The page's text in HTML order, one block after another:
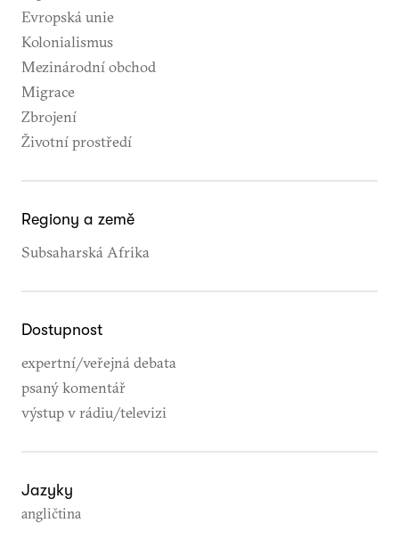
Evropská unie
Kolonialismus
Mezinárodní obchod
Migrace
Zbrojení
Životní prostředí
Regiony a země
Subsaharská Afrika
Dostupnost
expertní/veřejná debata
psaný komentář
výstup v rádiu/televizi
Jazyky
angličtina